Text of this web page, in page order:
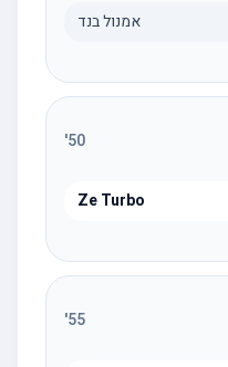
אמנול בנד
50
'
Ze Turbo
55
'